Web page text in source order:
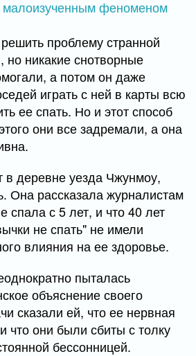
проблему странной
никакие снотворные
а потом он даже
играть с ней в карты всю
ее спать. Но и этот способ
они все задремали, а она
деревне уезда Чжунмоу,
Она рассказала журналистам
спала с 5 лет, и что 40 лет
не спать" не имели
влияния на ее здоровье.
пыталась
объяснение своего
сказали ей, что ее нервная
что они были сбиты с толку
бессонницей.